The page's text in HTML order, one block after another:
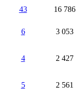
43 16 786
6 3 053
4 2 427
5 2 561